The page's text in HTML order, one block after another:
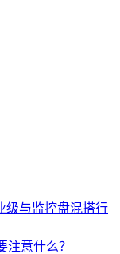
级与监控盘混搭行
意什么？